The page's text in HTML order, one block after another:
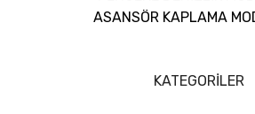
ASANSÖR KAPLAMA
KATEGORİLER